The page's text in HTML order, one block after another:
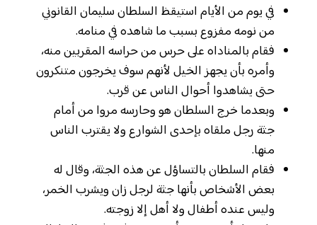
في يوم من الأيام استيقظ السلطان سليمان القانوني
من نومه مفزوع بسبب ما شاهده في منامه.
فقام بالمناداه على حرس من حراسه المقربين منه،
وأمره بأن يجهز الخيل لأنهم سوف يخرجون متنكرون
حتى يشاهدوا أحوال الناس عن قرب.
وبعدما خرج السلطان هو وحارسه مروا من أمام
جثة رجل ملقاه بإحدى الشوارع ولا يقترب الناس
منها.
فقام السلطان بالتساؤل عن هذه الجثة، وقال له
بعض الأشخاص بأنها جثة لرجل زان ويشرب الخمر،
وليس عنده أطفال ولا أهل إلا زوجته.